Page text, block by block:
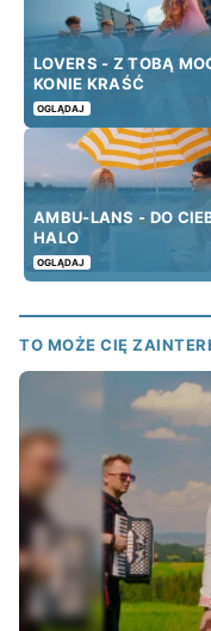
LOVERS - Z TOBĄ
KONIE KRAŚĆ
OGLĄDAJ
AMBU-LANS - DO
HALO
OGLĄDAJ
TO MOŻE CIĘ